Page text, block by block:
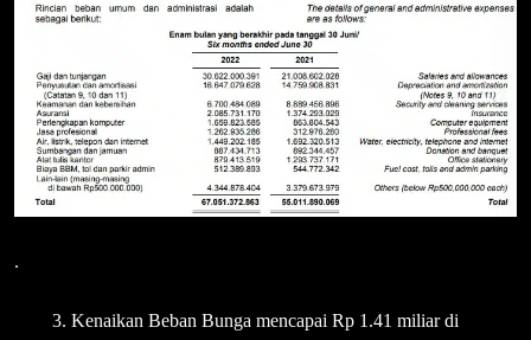
.
Kenaikan Beban Bunga mencapai Rp 1.41 miliar di